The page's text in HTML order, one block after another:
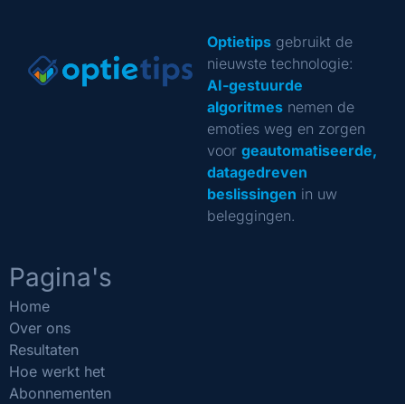
Optietipsgebruikt de
nieuwste technologie:
AI-gestuurde
algoritmesnemen de
emoties weg en zorgen
voor geautomatiseerde,
datagedreven
beslissingen in uw
beleggingen.
Pagina's
Home
Over ons
Resultaten
Hoe werkt het
Abonnementen